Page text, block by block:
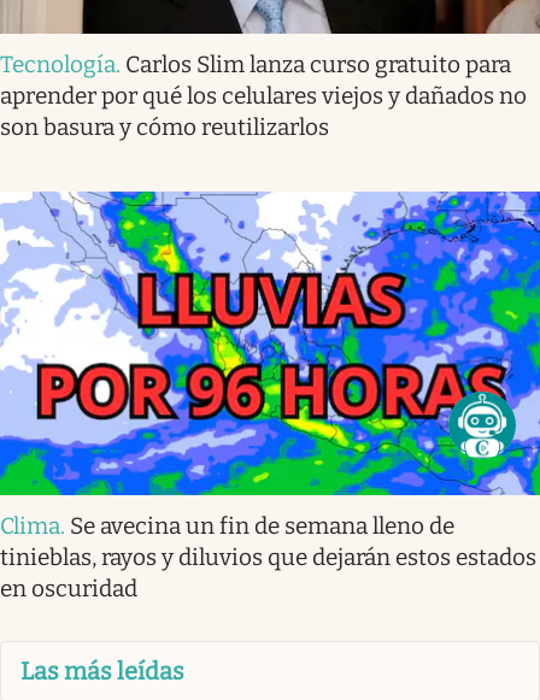
Tecnología. Carlos Slim lanza curso gratuito para
aprender por qué los celulares viejos y dañados no
son basura y cómo reutilizarlos
Clima. Se avecina un fin de semana lleno de
tinieblas, rayos y diluvios que dejarán estos estados
en oscuridad
Las más leídas